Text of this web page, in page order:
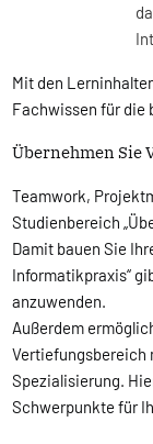
Mit den
Fachwissen für die
Übernehmen Sie
Teamwork,
Studienbereich
Damit bauen Sie
Informatikpraxis“
anzuwenden.
Außerdem
Vertiefungsbereich
Spezialisierung.
Schwerpunkte für